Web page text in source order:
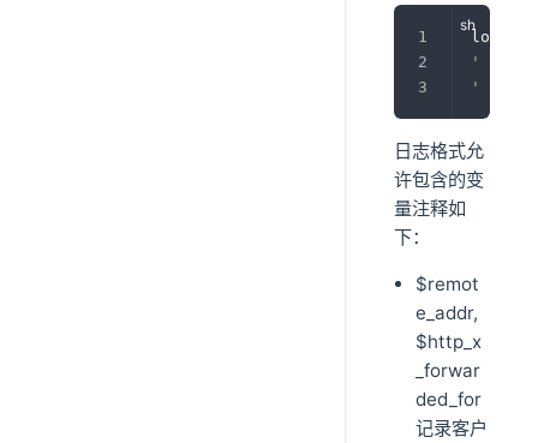
'
'
日志格式允
许包含的变
量注释如
下：
$remot
e_addr,
$http_x
_forwar
ded_for
记录客户